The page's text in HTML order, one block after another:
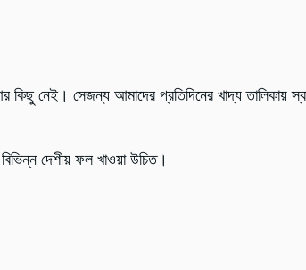
কিছু নেই। সেজন্য আমাদের প্রতিদিনের খাদ্য তালিকায়
দেশীয় ফল খাওয়া উচিত।